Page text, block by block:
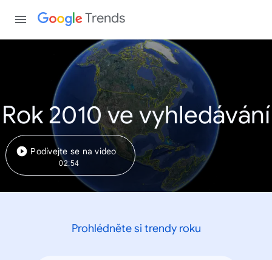
Trends
Rok 2010 ve vyhledávání
Podívejte se na video
02:54
Prohlédněte si trendy roku